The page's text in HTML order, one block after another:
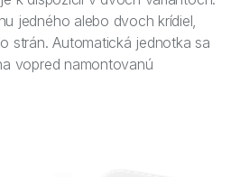
jedného alebo dvoch krídiel,
strán. Automatická jednotka sa
vopred namontovanú